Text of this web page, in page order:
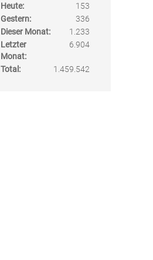
Heute:
153
Gestern:
336
Dieser Monat:
1.233
Letzter
Monat:
6.904
Total: 1.459.542